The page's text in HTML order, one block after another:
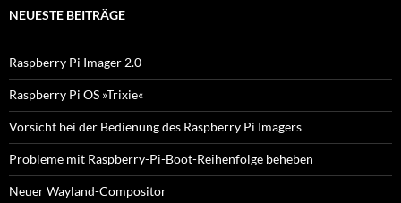
e
a
c
h
:
NEUESTE BEITRÄGE
Raspberry Pi Imager 2.0
Raspberry Pi OS »Trixie«
Vorsicht bei der Bedienung des Raspberry Pi Imagers
Probleme mit Raspberry-Pi-Boot-Reihenfolge beheben
Neuer Wayland-Compositor